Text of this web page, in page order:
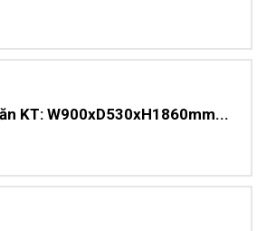
KT: W900xD530xH1860mm...